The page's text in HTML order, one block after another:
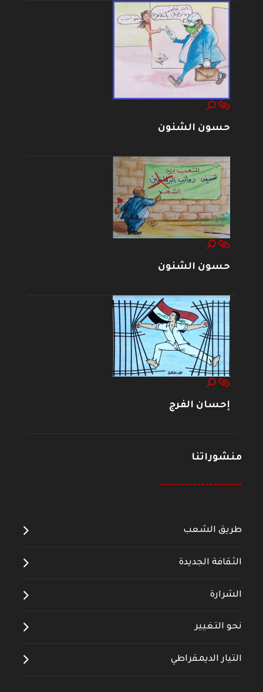
حسون الشنون
حسون الشنون
إحسان الفرج
منشوراتنا
--------------------
طريق الشعب
الثقافة الجديدة
الشرارة
نحو التغيير
التيار الديمقراطي